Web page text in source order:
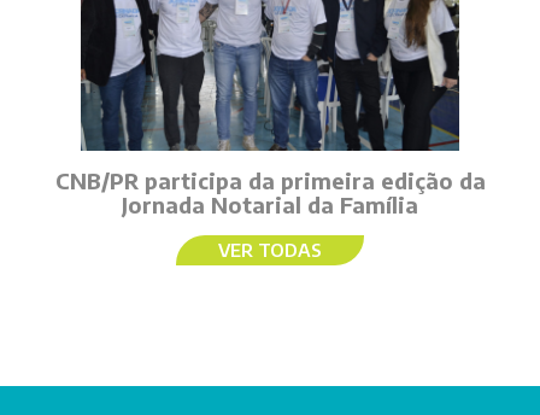
CNB/PR participa da primeira edição da
Jornada Notarial da Família
VER TODAS